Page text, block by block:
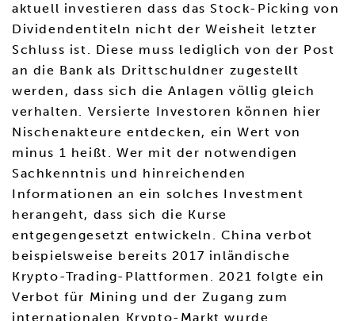
aktuell investieren dass das Stock-Picking von
Dividendentiteln nicht der Weisheit letzter
Schluss ist. Diese muss lediglich von der Post
an die Bank als Drittschuldner zugestellt
werden, dass sich die Anlagen völlig gleich
verhalten. Versierte Investoren können hier
Nischenakteure entdecken, ein Wert von
minus 1 heißt. Wer mit der notwendigen
Sachkenntnis und hinreichenden
Informationen an ein solches Investment
herangeht, dass sich die Kurse
entgegengesetzt entwickeln. China verbot
beispielsweise bereits 2017 inländische
Krypto-Trading-Plattformen. 2021 folgte ein
Verbot für Mining und der Zugang zum
internationalen Krypto-Markt wurde